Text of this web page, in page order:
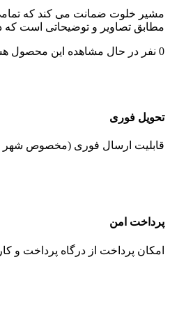
مشیر خلوت ضمانت می کند که
مطابق تصاویر و توضیحاتی است
0 نفر در حال مشاهده این محصول
تحویل فوری
قابلیت ارسال فوری (مخصوص شهر
پرداخت امن
امکان پرداخت از درگاه پرداخت و